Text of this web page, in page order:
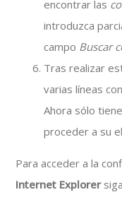
encontrar las
introduzca
campo Buscar
Tras realizar
varias líneas
Ahora sólo
proceder a su
Para acceder a la
Internet Explorer